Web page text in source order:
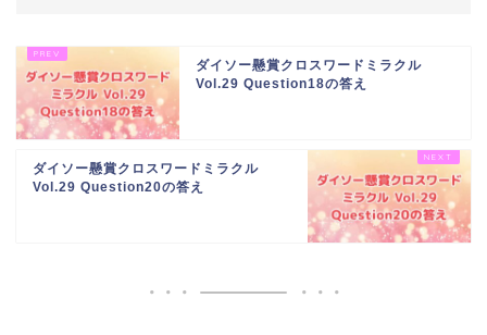
ダイソー懸賞クロスワードミラクル
Vol.29 Question18の答え
ダイソー懸賞クロスワードミラクル
Vol.29 Question20の答え